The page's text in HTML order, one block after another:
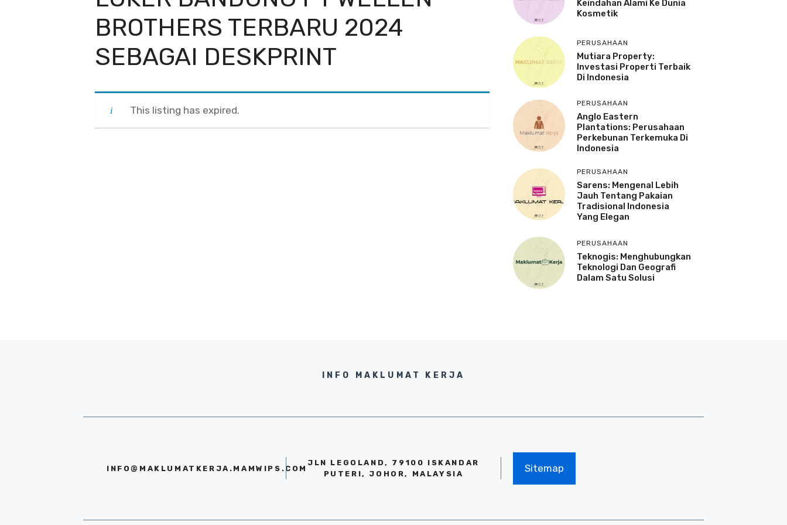
BROTHERS TERBARU 2024
SEBAGAI DESKPRINT
This listing has expired.
Keindahan Alami Ke Dunia
Kosmetik
PERUSAHAAN
Mutiara Property:
Investasi Properti Terbaik
Di Indonesia
PERUSAHAAN
Anglo Eastern
Plantations: Perusahaan
Perkebunan Terkemuka Di
Indonesia
PERUSAHAAN
Sarens: Mengenal Lebih
Jauh Tentang Pakaian
Tradisional Indonesia
Yang Elegan
PERUSAHAAN
Teknogis: Menghubungkan
Teknologi Dan Geografi
Dalam Satu Solusi
INFO MAKLUMAT KERJA
INFO@MAKLUMATKERJA.MAMWIPS.COM
JLN LEGOLAND, 79100 ISKANDAR
PUTERI, JOHOR, MALAYSIA
Sitemap